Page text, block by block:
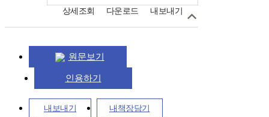
상세조회 다운로드 내보내기
원문보기
인용하기
내보내기 내책장담기